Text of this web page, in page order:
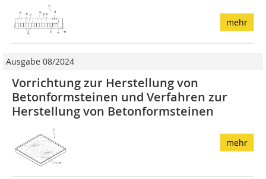
mehr
Ausgabe 08/2024
Vorrichtung zur Herstellung von
Betonformsteinen und Verfahren zur
Herstellung von Betonformsteinen
mehr